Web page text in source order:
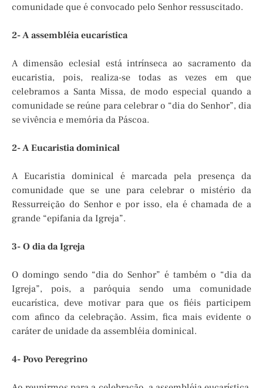
comunidade que é convocado pelo Senhor ressuscitado.
2- A assembléia eucarística
A dimensão eclesial está intrínseca ao sacramento da
eucaristia, pois, realiza-se todas as vezes em que
celebramos a Santa Missa, de modo especial quando a
comunidade se reúne para celebrar o “dia do Senhor”, dia
se vivência e memória da Páscoa.
2- A Eucaristia dominical
A Eucaristia dominical é marcada pela presença da
comunidade que se une para celebrar o mistério da
Ressurreição do Senhor e por isso, ela é chamada de a
grande “epifania da Igreja”.
3- O dia da Igreja
O domingo sendo “dia do Senhor” é também o “dia da
Igreja”, pois, a paróquia sendo uma comunidade
eucarística, deve motivar para que os fiéis participem
com afinco da celebração. Assim, fica mais evidente o
caráter de unidade da assembléia dominical.
4- Povo Peregrino